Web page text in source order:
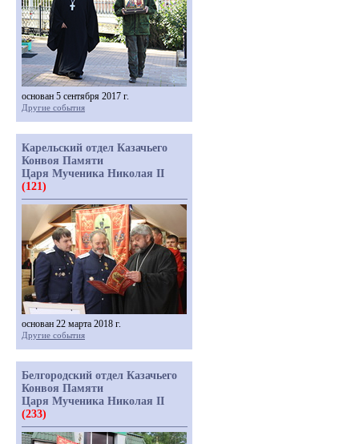
основан 5 сентября 2017 г.
Другие события
Карельский отдел Казачьего
Конвоя Памяти
Царя Мученика Николая II
(121)
основан 22 марта 2018 г.
Другие события
Белгородский отдел Казачьего
Конвоя Памяти
Царя Мученика Николая II
(233)